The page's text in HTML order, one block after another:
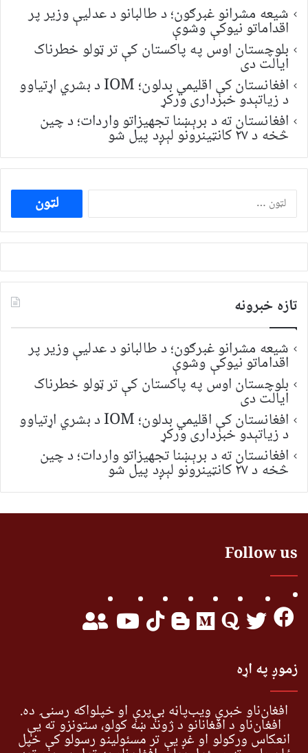
شیعه مشرانو غبرګون؛ د طالبانو د عدلیې وزیر پر
اقداماتو نیوکې وشوې
بلوچستان اوس په پاکستان کې تر ټولو خطرناک
ایالت دی
افغانستان کې اقلیمي بدلون؛ IOM د بشري اړتیاوو
د زیاتېدو خبرداری ورکړ
افغانستان ته د برېښنا تجهیزاتو واردات؛ د چین
څخه د ۲۷ کانټینرونو لېږد پیل شو
ددی
لپاره
لټون:
تازه خبرونه
شیعه مشرانو غبرګون؛ د طالبانو د عدلیې وزیر پر
اقداماتو نیوکې وشوې
بلوچستان اوس په پاکستان کې تر ټولو خطرناک
ایالت دی
افغانستان کې اقلیمي بدلون؛ IOM د بشري اړتیاوو
د زیاتېدو خبرداری ورکړ
افغانستان ته د برېښنا تجهیزاتو واردات؛ د چین
څخه د ۲۷ کانټینرونو لېږد پیل شو
Follow us
زموږ په اړه
افغان‌ناو خبري ویب‌پاڼه بې‌پرې او خپلواکه رسنۍ ده.
افغان‌ناو د افغانانو د ژوند ښه کولو، ستونزو ته یې
انعکاس ورکولو او غږ یې تر مسئولینو رسولو کې خپل